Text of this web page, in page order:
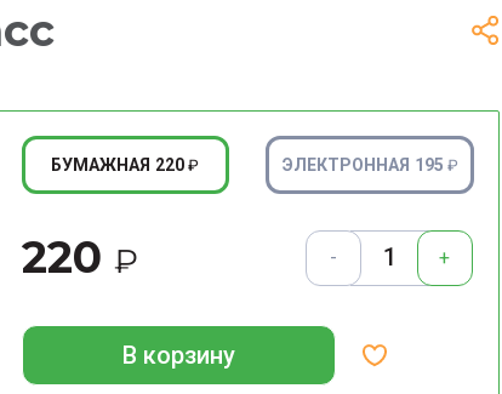
БУМАЖНАЯ 220₽ ЭЛЕКТРОННАЯ 195 ₽
220 ₽ - +
В корзину